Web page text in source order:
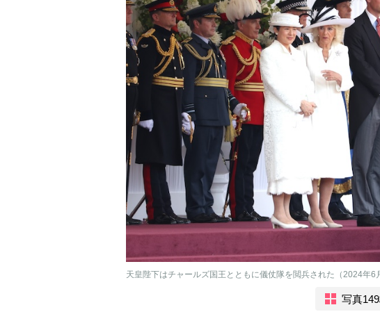
天皇陛下はチャールズ国王とともに儀仗隊を閲兵された（2024年6
写真